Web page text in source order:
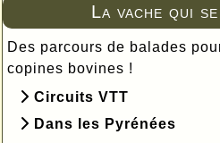
La vache qui
Des parcours de balades
copines bovines !
Circuits VTT
Dans les Pyrénées